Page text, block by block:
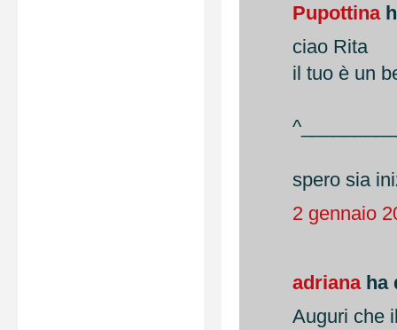
Pupottina
ciao Rita
il tuo è un
spero sia
2 gennaio
adrianaha
Auguri che